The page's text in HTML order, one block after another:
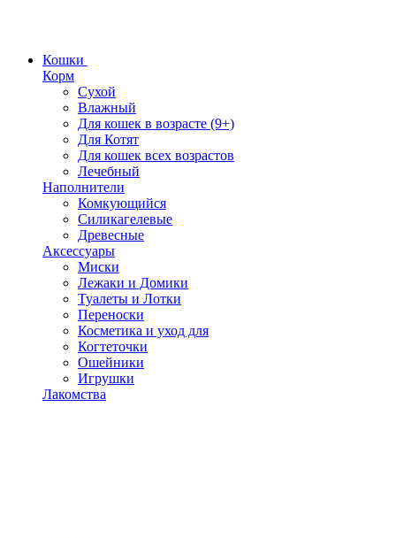
Кошки
Корм
Сухой
Влажный
Для кошек в возрасте (9+)
Для Котят
Для кошек всех возрастов
Лечебный
Наполнители
Комкующийся
Силикагелевые
Древесные
Аксессуары
Миски
Лежаки и Домики
Туалеты и Лотки
Переноски
Косметика и уход для
Когтеточки
Ошейники
Игрушки
Лакомства